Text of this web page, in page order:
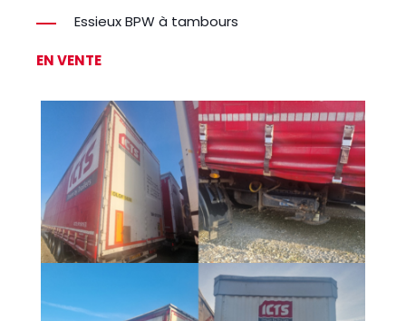
Essieux BPW à tambours
EN VENTE